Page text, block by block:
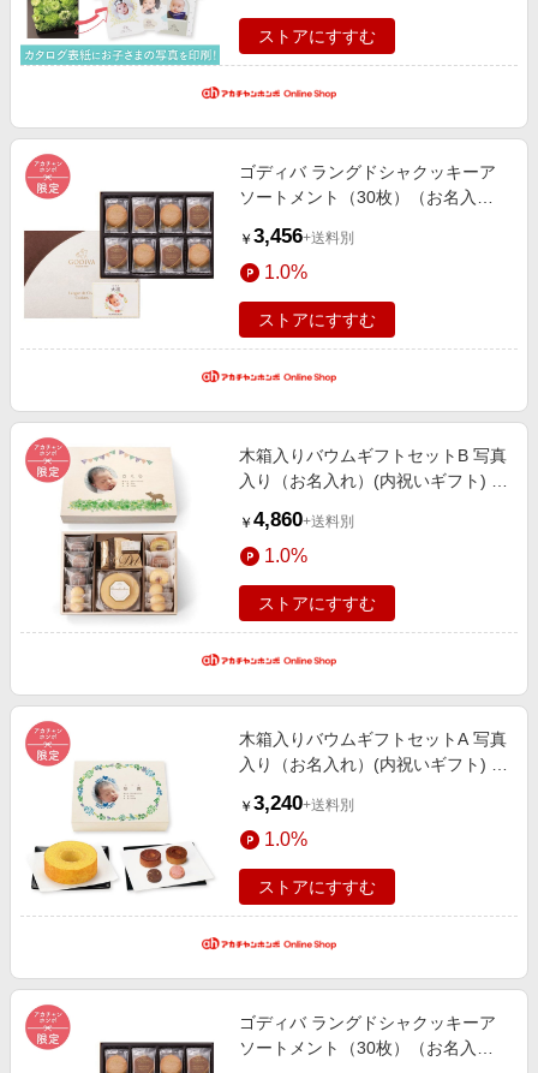
ストアにすすむ
ゴディバ ラングドシャクッキーア
ソートメント（30枚）（お名入
ポ限定 内祝い・お返しギフト 名入
れギフト・顔写真＋名入れギフト
￥ 3,456+送料別
1.0%
ストアにすすむ
木箱入りバウムギフトセットB 写真
入り（お名入れ）(内祝いギフト) ア
しギフト 名入れギフト・顔写真＋
名入れギフト
￥ 4,860+送料別
1.0%
ストアにすすむ
木箱入りバウムギフトセットA 写真
入り（お名入れ）(内祝いギフト) ア
しギフト 名入れギフト・顔写真＋
名入れギフト
￥ 3,240+送料別
1.0%
ストアにすすむ
ゴディバ ラングドシャクッキーア
ソートメント（30枚）（お名入